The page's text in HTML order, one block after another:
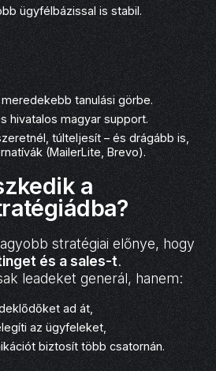
ügyfélbázissal is stabil.
tanulási görbe.
hivatalos magyar support.
túlteljesít – és drágább is,
(MailerLite, Brevo).
a
stratégiai előnye, hogy
és a sales-t.
leadeket generál, hanem:
ad át,
az ügyfeleket,
biztosít több csatornán.